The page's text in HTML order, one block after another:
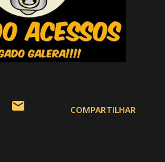
COMPARTILHAR